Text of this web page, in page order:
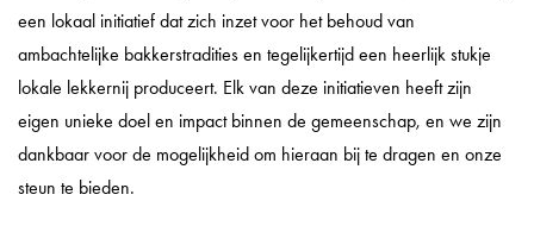
een lokaal initiatief dat zich inzet voor het behoud van
ambachtelijke bakkerstradities en tegelijkertijd een heerlijk stukje
lokale lekkernij produceert. Elk van deze initiatieven heeft zijn
eigen unieke doel en impact binnen de gemeenschap, en we zijn
dankbaar voor de mogelijkheid om hieraan bij te dragen en onze
steun te bieden.